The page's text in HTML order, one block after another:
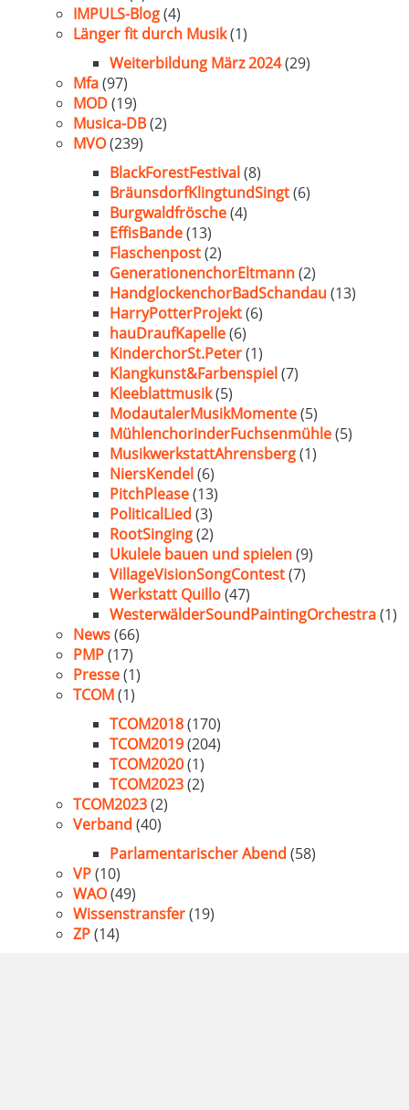
IMPULS-Blog(4)
Länger fit durch Musik(1)
Weiterbildung März 2024(29)
Mfa(97)
MOD(19)
Musica-DB(2)
MVO(239)
BlackForestFestival(8)
BräunsdorfKlingtundSingt(6)
Burgwaldfrösche(4)
EffisBande(13)
Flaschenpost(2)
GenerationenchorEltmann(2)
HandglockenchorBadSchandau(13)
HarryPotterProjekt(6)
hauDraufKapelle(6)
KinderchorSt.Peter(1)
Klangkunst&Farbenspiel(7)
Kleeblattmusik(5)
ModautalerMusikMomente(5)
MühlenchorinderFuchsenmühle(5)
MusikwerkstattAhrensberg(1)
NiersKendel(6)
PitchPlease(13)
PoliticalLied (3)
RootSinging(2)
Ukulele bauen und spielen(9)
VillageVisionSongContest(7)
Werkstatt Quillo(47)
WesterwälderSoundPaintingOrchestra(1)
News(66)
PMP(17)
Presse(1)
TCOM(1)
TCOM2018(170)
TCOM2019(204)
TCOM2020(1)
TCOM2023(2)
TCOM2023(2)
Verband (40)
Parlamentarischer Abend (58)
VP(10)
WAO(49)
Wissenstransfer(19)
ZP(14)